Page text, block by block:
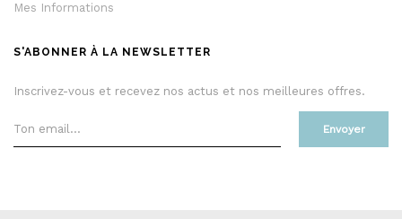
Mes Informations
S'ABONNER À LA NEWSLETTER
Inscrivez-vous et recevez nos actus et nos meilleures offres.
Envoyer